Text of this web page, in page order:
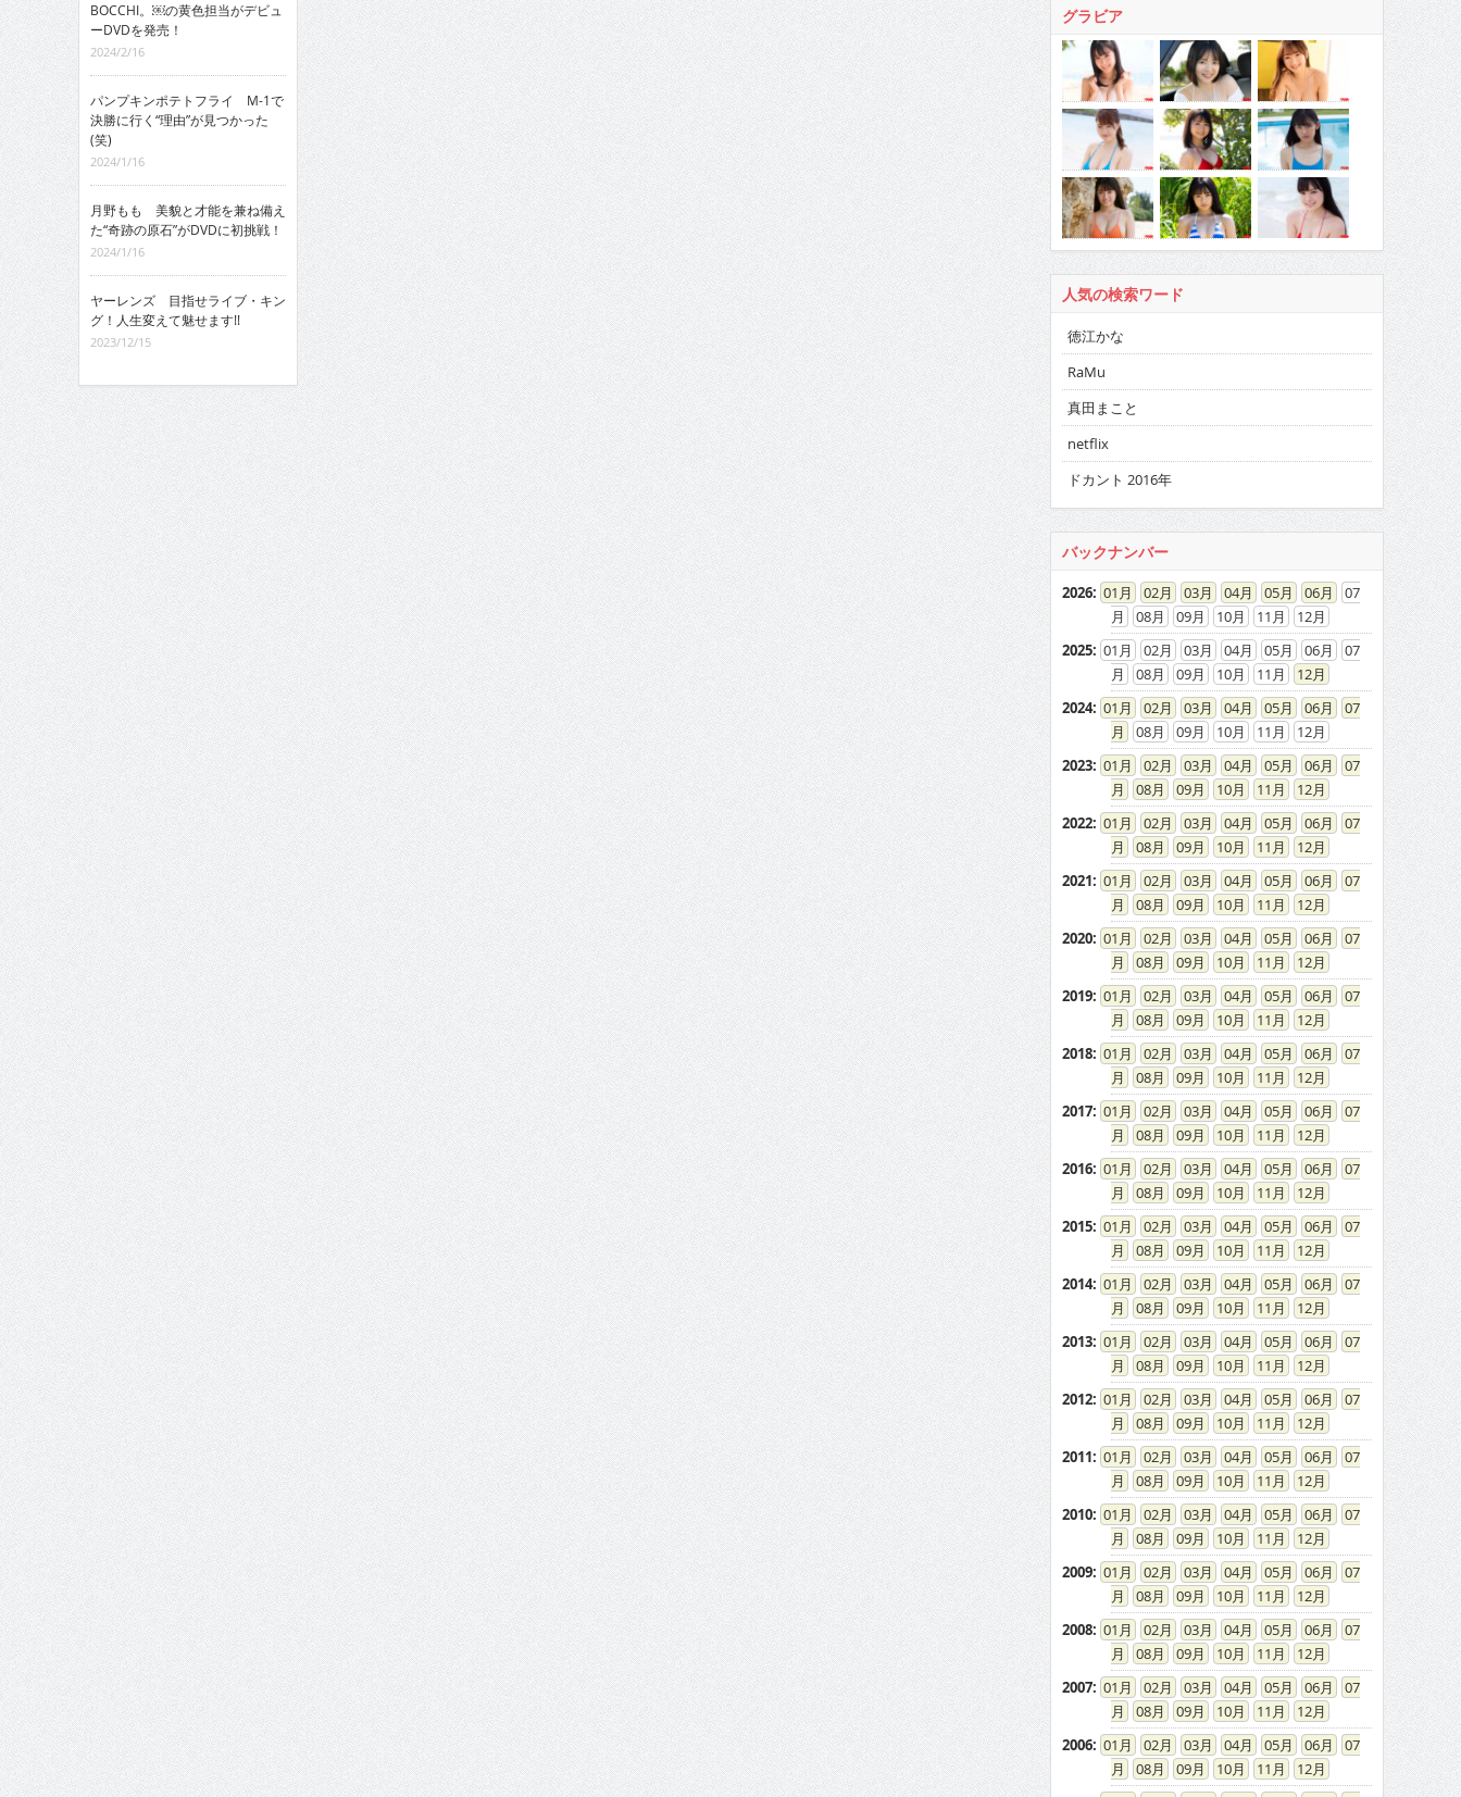
BOCCHI。￼の黄色担当がデビュ
ーDVDを発売！
2024/2/16
パンプキンポテトフライ M-1で
決勝に行く“理由”が見つかった
(笑)
2024/1/16
月野もも 美貌と才能を兼ね備え
た“奇跡の原石”がDVDに初挑戦！
2024/1/16
ヤーレンズ 目指せライブ・キン
グ！人生変えて魅せます!!
2023/12/15
グラビア
人気の検索ワード
徳江かな
RaMu
真田まこと
netflix
ドカント 2016年
バックナンバー
2026: 01 02 03 04 05 06
07
08
09 10 11
12
2025: 01 02 03 04 05 06
07
08
09 10 11
12
2024: 01 02 03 04 05 06
07
08
09 10 11
12
2023: 01 02 03 04 05 06
07
08
09 10 11
12
2022: 01 02 03 04 05 06
07
08
09 10 11
12
2021: 01 02 03 04 05 06
07
08
09 10 11
12
2020: 01 02 03 04 05 06
07
08
09 10 11
12
2019: 01 02 03 04 05 06
07
08
09 10 11
12
2018: 01 02 03 04 05 06
07
08
09 10 11
12
2017: 01 02 03 04 05 06
07
08
09 10 11
12
2016: 01 02 03 04 05 06
07
08
09 10 11
12
2015: 01 02 03 04 05 06
07
08
09 10 11
12
2014: 01 02 03 04 05 06
07
08
09 10 11
12
2013: 01 02 03 04 05 06
07
08
09 10 11
12
2012: 01 02 03 04 05 06
07
08
09 10 11
12
2011: 01 02 03 04 05 06
07
08
09 10 11
12
2010: 01 02 03 04 05 06
07
08
09 10 11
12
2009: 01 02 03 04 05 06
07
08
09 10 11
12
2008: 01 02 03 04 05 06
07
08
09 10 11
12
2007: 01 02 03 04 05 06
07
08
09 10 11
12
2006: 01 02 03 04 05 06
07
08
09 10 11
12